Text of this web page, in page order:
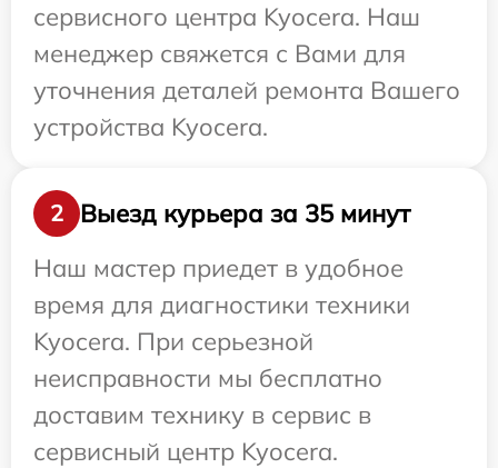
сервисного центра Kyocera. Наш
менеджер свяжется с Вами для
уточнения деталей ремонта Вашего
устройства Kyocera.
2
Выезд курьера за 35 минут
Наш мастер приедет в удобное
время для диагностики техники
Kyocera. При серьезной
неисправности мы бесплатно
доставим технику в сервис в
сервисный центр Kyocera.